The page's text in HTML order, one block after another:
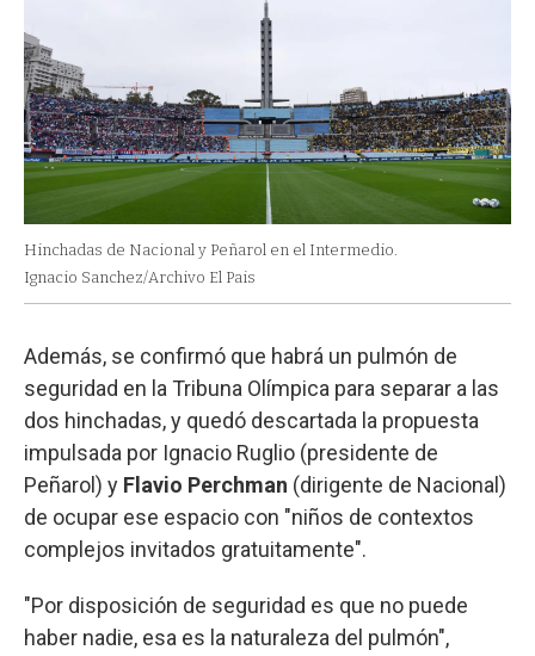
Hinchadas de Nacional y Peñarol en el Intermedio.
Ignacio Sanchez/Archivo El Pais
Además, se confirmó que habrá un pulmón de
seguridad en la Tribuna Olímpica para separar a las
dos hinchadas, y quedó descartada la propuesta
impulsada por Ignacio Ruglio (presidente de
Peñarol) y Flavio Perchman (dirigente de Nacional)
de ocupar ese espacio con "niños de contextos
complejos invitados gratuitamente".
"Por disposición de seguridad es que no puede
haber nadie, esa es la naturaleza del pulmón",